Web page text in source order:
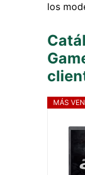
los
MÁS